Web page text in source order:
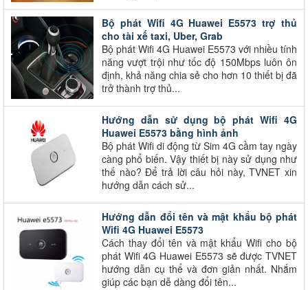
Bộ phát Wifi 4G Huawei E5573 trợ thủ
cho tài xế taxi, Uber, Grab
Bộ phát Wifi 4G Huawei E5573 với nhiều tính
năng vượt trội như tốc độ 150Mbps luôn ôn
định, khả năng chia sẻ cho hơn 10 thiết bị đã
trở thành trợ thủ...
Hướng dẫn sử dụng bộ phát Wifi 4G
Huawei E5573 bằng hình ảnh
Bộ phát Wifi di động từ Sim 4G cầm tay ngày
càng phổ biến. Vậy thiết bị này sử dụng như
thế nào? Để trả lời câu hỏi này, TVNET xin
hướng dẫn cách sử...
Hướng dẫn đổi tên và mật khẩu bộ phát
Wifi 4G Huawei E5573
Cách thay đổi tên và mật khẩu Wifi cho bộ
phát Wifi 4G Huawei E5573 sẽ được TVNET
hướng dẫn cụ thể và đơn giản nhất. Nhắm
giúp các bạn dễ dàng đổi tên...